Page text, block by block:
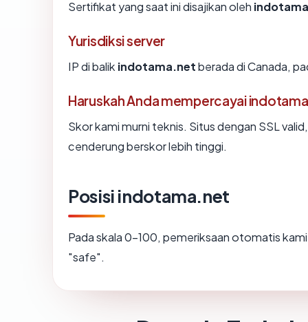
Sertifikat yang saat ini disajikan oleh
Yurisdiksi server
IP di balik indotama.netberada di Canada,
Haruskah Anda mempercayai
Skor kami murni teknis. Situs dengan SSL
cenderung berskor lebih tinggi.
Posisi indotama.net
Pada skala 0-100, pemeriksaan otomatis
"safe".